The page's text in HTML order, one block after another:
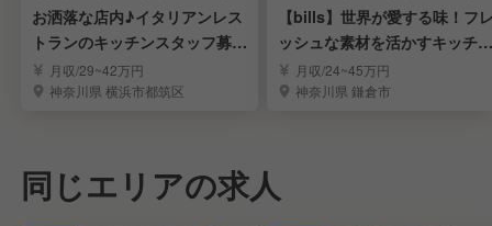
お洒落な店内♪イタリアンレス
トランのキッチンスタッフ募
集！福利厚生充実◎
月収/29~42万円
神奈川県 横浜市都筑区
【bills】世界が愛する味！フ
ッシュな素材を活かすキッチン
スタッフ
月収/24~45万円
神奈川県 鎌倉市
同じエリアの求人